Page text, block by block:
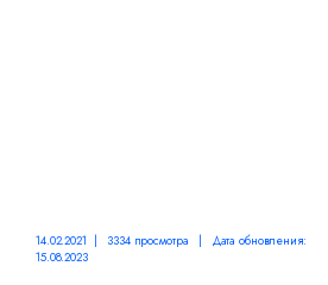
14.02.2021 | 3334 просмотра | Дата обновления:
15.08.2023